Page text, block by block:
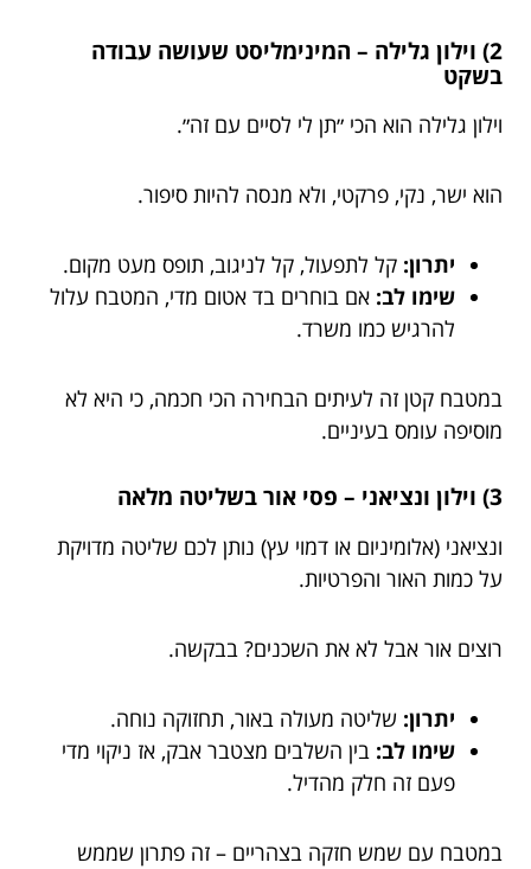
2) וילון גלילה – המינימליסט שעושה עבודה
בשקט
וילון גלילה הוא הכי ״תן לי לסיים עם זה״.
הוא ישר, נקי, פרקטי, ולא מנסה להיות סיפור.
יתרון: קל לתפעול, קל לניגוב, תופס מעט מקום.
שימו לב: אם בוחרים בד אטום מדי, המטבח עלול
להרגיש כמו משרד.
במטבח קטן זה לעיתים הבחירה הכי חכמה, כי היא לא
מוסיפה עומס בעיניים.
3) וילון ונציאני – פסי אור בשליטה מלאה
ונציאני (אלומיניום או דמוי עץ) נותן לכם שליטה מדויקת
על כמות האור והפרטיות.
רוצים אור אבל לא את השכנים? בבקשה.
יתרון: שליטה מעולה באור, תחזוקה נוחה.
שימו לב: בין השלבים מצטבר אבק, אז ניקוי מדי
פעם זה חלק מהדיל.
במטבח עם שמש חזקה בצהריים – זה פתרון שממש